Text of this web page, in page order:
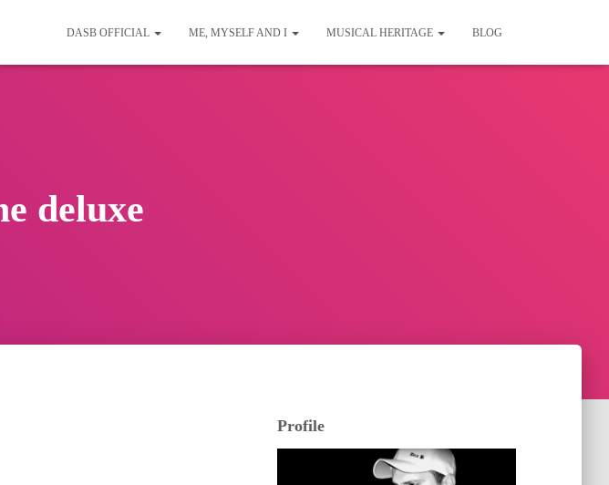
DASB OFFICIAL ME, MYSELF AND I MUSICAL HERITAGE BLOG
deluxe
Profile